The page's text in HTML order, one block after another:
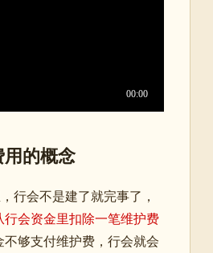
的概念
行会不是建了就完事了，
会资金里扣除一笔维护费
够支付维护费，行会就会